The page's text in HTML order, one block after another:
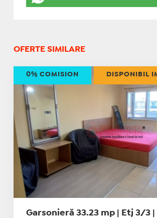
OFERTE SIMILARE
Garsonieră 33.23 mp | Etj 3/3 |
0% COMISION DISPONIBIL